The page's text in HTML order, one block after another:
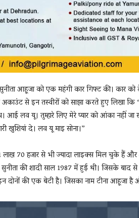
आहूजा को एक महंगी कार गिफ्ट की। कार
से इन तस्वीरों को साझा करते हुए लिखा कि
आई लव यू। तुम्हारे लिए मेरे प्यार को आंका नहीं
खुशियां दे। लव यू माइ सोना।”
70 हजार से भी ज्यादा लाइक्स मिल चुके हैं और
की शादी साल 1987 में हुई थी। जिसके
दोनों की एक बेटी है। जिसका नाम टीना आहूजा